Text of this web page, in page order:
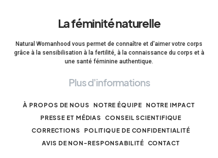
La féminité naturelle
Natural Womanhood vous permet de connaître et d'aimer votre corps
grâce à la sensibilisation à la fertilité, à la connaissance du corps et à
une santé féminine authentique.
Plus d'informations
À PROPOS DE NOUS NOTRE ÉQUIPE NOTRE IMPACT
PRESSE ET MÉDIAS
CONSEIL SCIENTIFIQUE
CORRECTIONS POLITIQUE DE CONFIDENTIALITÉ
AVIS DE NON-RESPONSABILITÉ CONTACT